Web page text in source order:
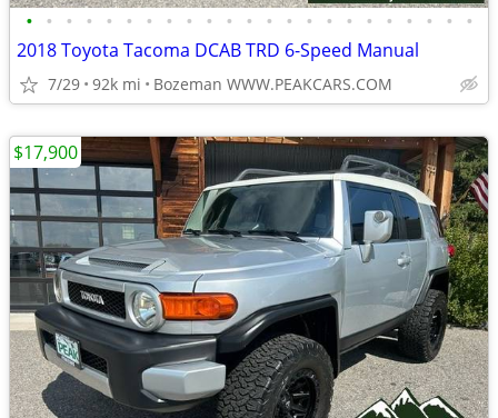
• • • • • • • • • • • • • • • • • • • • • • •
2018 Toyota Tacoma DCAB TRD 6-Speed Manual
7/29 92k mi Bozeman WWW.PEAKCARS.COM
$17,900